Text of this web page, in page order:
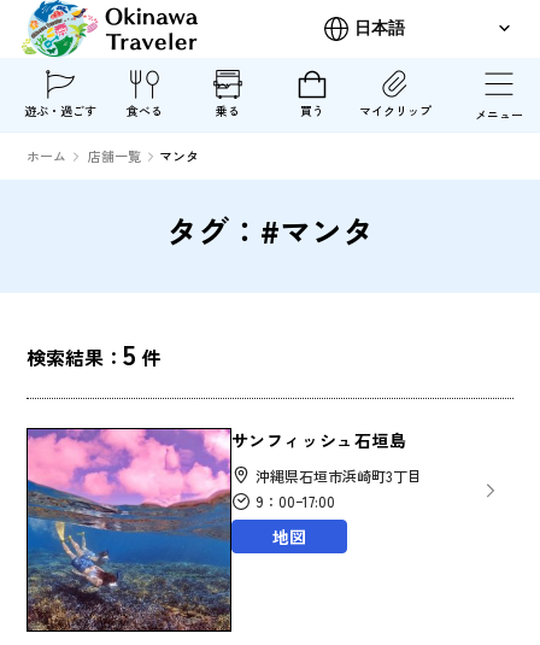
遊ぶ・過ごす 食べる 乗る 買う マイクリップ メニュー
ホーム 店舗一覧 マンタ
タグ：#マンタ
検索結果：5 件
サンフィッシュ石垣島
沖縄県石垣市浜崎町3丁目
9：00ｰ17:00
地図